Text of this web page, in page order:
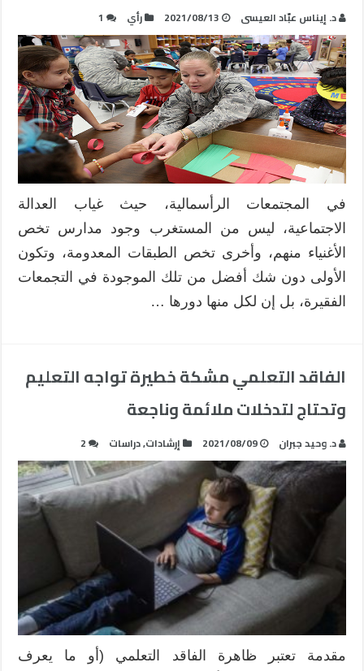
د. إيناس عبّاد العيسى 2021/08/13 رأي 1
في المجتمعات الرأسمالية، حيث غياب العدالة
الاجتماعية، ليس من المستغرب وجود مدارس تخص
الأغنياء منهم، وأخرى تخص الطبقات المعدومة، وتكون
الأولى دون شك أفضل من تلك الموجودة في التجمعات
الفقيرة، بل إن لكل منها دورها …
الفاقد التعلمي مشكة خطيرة تواجه التعليم
وتحتاج لتدخلات ملائمة وناجعة
د. وحيد جبران 2021/08/09 إرشادات,دراسات 2
مقدمة تعتبر ظاهرة الفاقد التعلمي (أو ما يعرف